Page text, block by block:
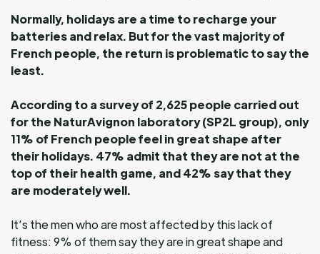
Normally, holidays are a time to recharge your
batteries and relax. But for the vast majority of
French people, the return is problematic to say the
least.
According to a survey of 2,625 people carried out
for the NaturAvignon laboratory (SP2L group), only
11% of French people feel in great shape after
their holidays. 47% admit that they are not at the
top of their health game, and 42% say that they
are moderately well.
It’s the men who are most affected by this lack of
fitness: 9% of them say they are in great shape and